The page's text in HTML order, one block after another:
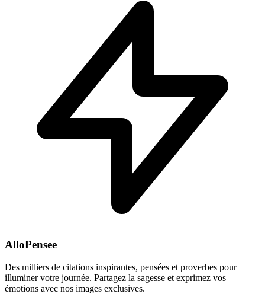
AlloPensee
Des milliers de citations inspirantes, pensées et proverbes pour
illuminer votre journée. Partagez la sagesse et exprimez vos
émotions avec nos images exclusives.